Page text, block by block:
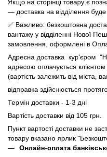
Якщо на сторінці товару є
— доставка на відділення
✅ Важливо: безкоштовна
вантажу у відділенні Нової
замовлення, оформлені в
Адресна доставка кур'єром
адресою оплачується
(вартість залежить від міста,
відправка здійснюється
Термін доставки - 1-3 дні
Вартість доставки від 105 грн.
Пункт вартості доставки не
товару вказано ярлик
Онлайн-оплата